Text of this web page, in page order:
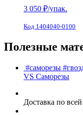
3 050 ₽/упак.
Код 1404040-0100
Полезные
#саморезы
VS Cаморезы
Доставка по